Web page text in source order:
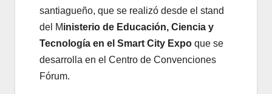
santiagueño, que se realizó desde el stand
del Ministerio de Educación, Ciencia y
Tecnología en el Smart City Expo que se
desarrolla en el Centro de Convenciones
Fórum.